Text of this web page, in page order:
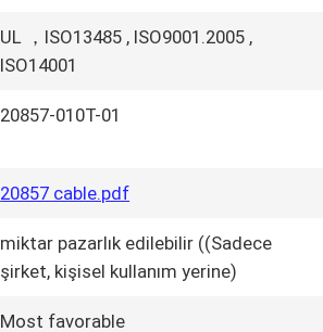
UL ，ISO13485 , ISO9001.2005 ,
ISO14001
20857-010T-01
20857 cable.pdf
miktar pazarlık edilebilir ((Sadece
şirket, kişisel kullanım yerine)
Most favorable